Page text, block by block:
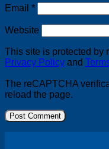
Email *
Website
This site is protected by
Privacy Policy and
The reCAPTCHA
reload the page.